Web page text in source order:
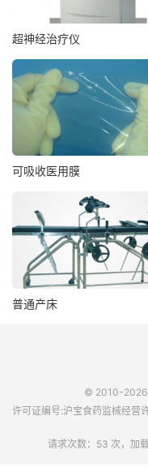
超神经治疗仪
可吸收医用膜
普通产床
© 2010-2026
许可证编号:沪宝食药监械经营
请求次数：53 次，加